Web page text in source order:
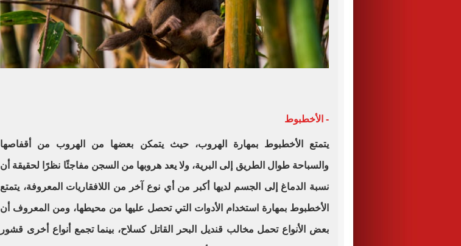
- الأخطبوط
يتمتع الأخطبوط بمهارة الهروب، حيث يتمكن بعضها من الهروب من أقفاصها
والسباحة طوال الطريق إلى البرية، ولا يعد هروبها من السجن مفاجئًا نظرًا لحقيقة أن
نسبة الدماغ إلى الجسم لديها أكبر من أي نوع آخر من اللافقاريات المعروفة، يتمتع
الأخطبوط بمهارة استخدام الأدوات التي تحصل عليها من محيطها، ومن المعروف أن
بعض الأنواع تحمل مخالب قنديل البحر القاتل كسلاح، بينما تجمع أنواع أخرى قشور